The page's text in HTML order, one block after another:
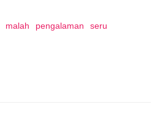
malah pengalaman seru